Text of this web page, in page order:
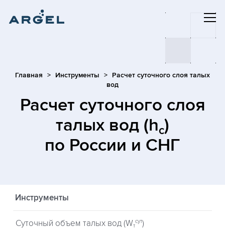
Главная Инструменты
Расчет суточного слоя талых
вод
Расчет суточного слоя
талых вод (hc)
по России и СНГ
Инструменты
Суточный объем талых вод (Wт
сут)